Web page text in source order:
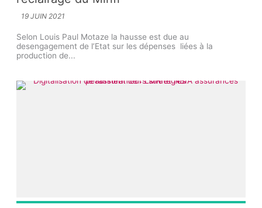
19 JUIN 2021
Selon Louis Paul Motaze la hausse est due au
desengagement de l’Etat sur les dépenses liées à la
production de...